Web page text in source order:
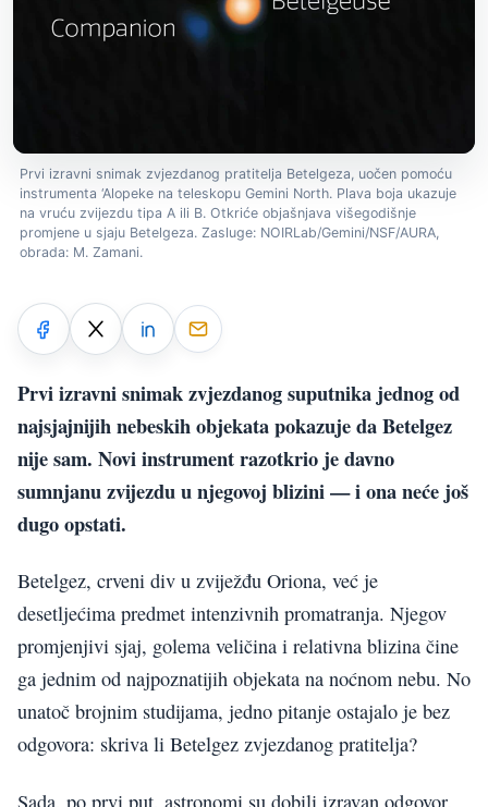
Prvi izravni snimak zvjezdanog pratitelja Betelgeza, uočen pomoću
instrumenta ‘Alopeke na teleskopu Gemini North. Plava boja ukazuje
na vruću zvijezdu tipa A ili B. Otkriće objašnjava višegodišnje
promjene u sjaju Betelgeza. Zasluge: NOIRLab/Gemini/NSF/AURA,
obrada: M. Zamani.
Prvi izravni snimak zvjezdanog suputnika jednog od
najsjajnijih nebeskih objekata pokazuje da Betelgez
nije sam. Novi instrument razotkrio je davno
sumnjanu zvijezdu u njegovoj blizini — i ona neće još
dugo opstati.
Betelgez, crveni div u zviježđu Oriona, već je
desetljećima predmet intenzivnih promatranja. Njegov
promjenjivi sjaj, golema veličina i relativna blizina čine
ga jednim od najpoznatijih objekata na noćnom nebu. No
unatoč brojnim studijama, jedno pitanje ostajalo je bez
odgovora: skriva li Betelgez zvjezdanog pratitelja?
Sada, po prvi put, astronomi su dobili izravan odgovor.